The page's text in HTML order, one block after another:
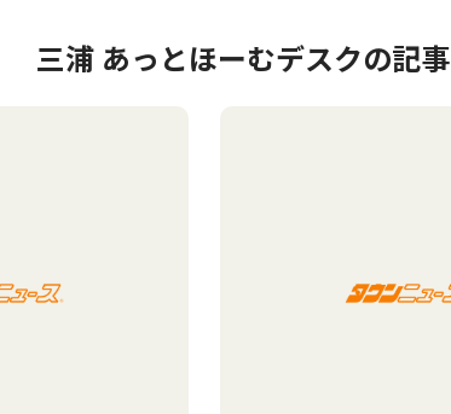
三浦 あっとほーむデスクの記事